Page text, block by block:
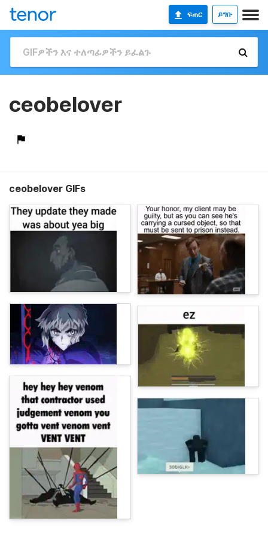
ፍጠር ይግቡ
ceobelover
ceobelover GIFs